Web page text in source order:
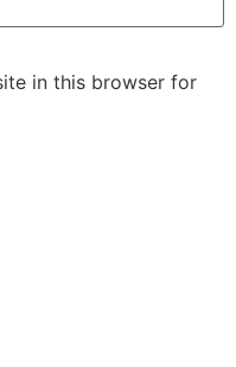
in this browser for